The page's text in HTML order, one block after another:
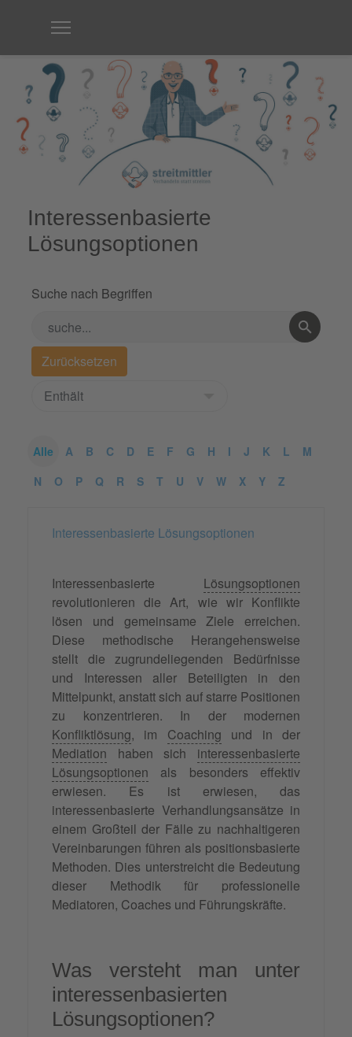
Interessenbasierte
Lösungsoptionen
Suche nach Begriffen
Alle A B C D E F G H I J K L
M
N
O P Q R S T U V W X Y Z
Interessenbasierte Lösungsoptionen
Interessenbasierte Lösungsoptionen
revolutionieren die Art, wie wir Konflikte
lösen und gemeinsame Ziele erreichen.
Diese methodische Herangehensweise
stellt die zugrundeliegenden Bedürfnisse
und Interessen aller Beteiligten in den
Mittelpunkt, anstatt sich auf starre Positionen
zu konzentrieren. In der modernen
Konfliktlösung, im Coaching und in der
Mediation haben sich interessenbasierte
Lösungsoptionen als besonders effektiv
erwiesen. Es ist erwiesen, das
interessenbasierte Verhandlungsansätze in
einem Großteil der Fälle zu nachhaltigeren
Vereinbarungen führen als positionsbasierte
Methoden. Dies unterstreicht die Bedeutung
dieser Methodik für professionelle
Mediatoren, Coaches und Führungskräfte.
Was versteht man unter
interessenbasierten
Lösungsoptionen?